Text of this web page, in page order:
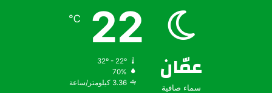
عمّان
سماء صافية
22
℃
32º - 22º
70%
3.36 كيلومتر/ساعة